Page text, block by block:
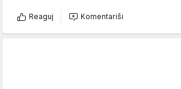
Reaguj Komentariši